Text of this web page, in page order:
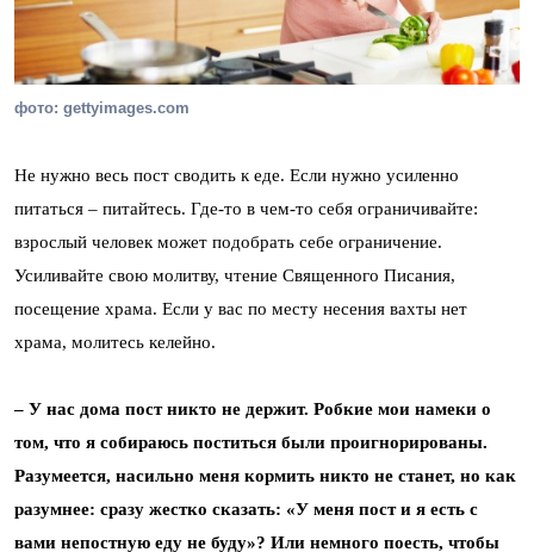
фото: gettyimages.com
Не нужно весь пост сводить к еде. Если нужно усиленно
питаться – питайтесь. Где-то в чем-то себя ограничивайте:
взрослый человек может подобрать себе ограничение.
Усиливайте свою молитву, чтение Священного Писания,
посещение храма. Если у вас по месту несения вахты нет
храма, молитесь келейно.
– У нас дома пост никто не держит. Робкие мои намеки о
том, что я собираюсь поститься были проигнорированы.
Разумеется, насильно меня кормить никто не станет, но как
разумнее: сразу жестко сказать: «У меня пост и я есть с
вами непостную еду не буду»? Или немного поесть, чтобы